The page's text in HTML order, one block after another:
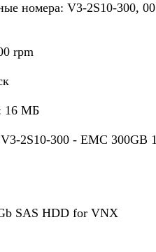
номера: V3-2S10-300,
rpm
16 МБ
2S10-300 - EMC
SAS HDD for VNX